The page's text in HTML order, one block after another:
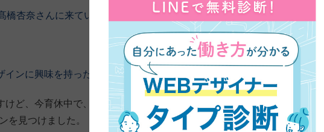
橋杏奈さんに来ていただきました。よろしくお願いします。
ンに興味を持ったきっかけを教えてください。
けど、今育休中で、ちょっと会社の給料もあんまり上がらないので、副
を見つけました。